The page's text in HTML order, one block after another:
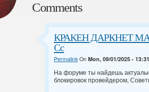
Comments
КРАКЕН ДАРКНЕТ
Сс
PermalinkOn Mon, 09/01/2025 - 13:31
На форуме ты найдешь
блокировок провейдером,